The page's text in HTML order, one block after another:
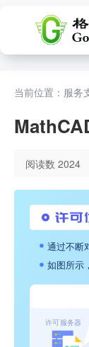
当前位置：服务
阅读数 2024